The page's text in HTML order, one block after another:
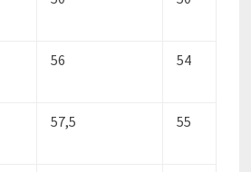
56 54
57,5 55